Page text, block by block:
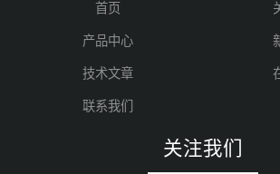
首页
产品中心
技术文章
联系我们
关注我们